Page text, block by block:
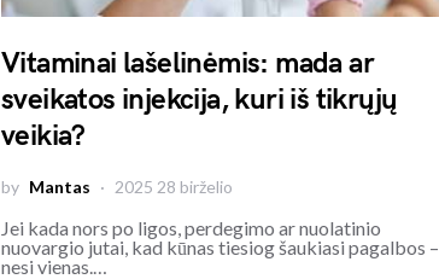
Vitaminai lašelinėmis: mada ar
sveikatos injekcija, kuri iš tikrųjų
veikia?
by Mantas 2025 28 birželio
Jei kada nors po ligos, perdegimo ar nuolatinio
nuovargio jutai, kad kūnas tiesiog šaukiasi pagalbos –
nesi vienas.…